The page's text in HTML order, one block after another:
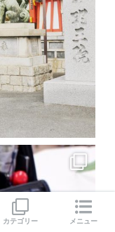
カテゴリー メニュー